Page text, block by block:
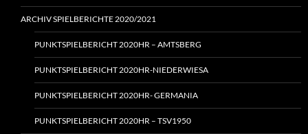
ARCHIV SPIELBERICHTE 2020/2021
PUNKTSPIELBERICHT 2020HR – AMTSBERG
PUNKTSPIELBERICHT 2020HR-NIEDERWIESA
PUNKTSPIELBERICHT 2020HR- GERMANIA
PUNKTSPIELBERICHT 2020HR – TSV1950